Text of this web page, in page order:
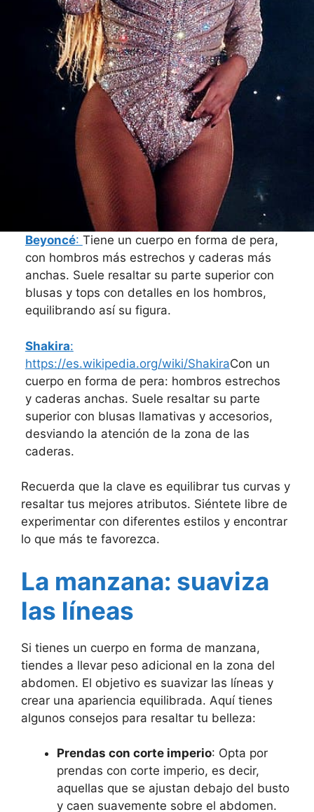
Beyoncé: Tiene un cuerpo en forma de pera,
con hombros más estrechos y caderas más
anchas. Suele resaltar su parte superior con
blusas y tops con detalles en los hombros,
equilibrando así su figura.
Shakira:
https://es.wikipedia.org/wiki/ShakiraCon un
cuerpo en forma de pera: hombros estrechos
y caderas anchas. Suele resaltar su parte
superior con blusas llamativas y accesorios,
desviando la atención de la zona de las
caderas.
Recuerda que la clave es equilibrar tus curvas y
resaltar tus mejores atributos. Siéntete libre de
experimentar con diferentes estilos y encontrar
lo que más te favorezca.
La manzana: suaviza
las líneas
Si tienes un cuerpo en forma de manzana,
tiendes a llevar peso adicional en la zona del
abdomen. El objetivo es suavizar las líneas y
crear una apariencia equilibrada. Aquí tienes
algunos consejos para resaltar tu belleza:
Prendas con corte imperio: Opta por
prendas con corte imperio, es decir,
aquellas que se ajustan debajo del busto
y caen suavemente sobre el abdomen.